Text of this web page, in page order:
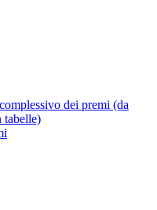
dei premi (da
tabelle)